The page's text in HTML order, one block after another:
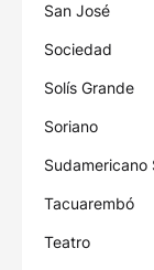
San José
Sociedad
Solís Grande
Soriano
Tacuarembó
Teatro